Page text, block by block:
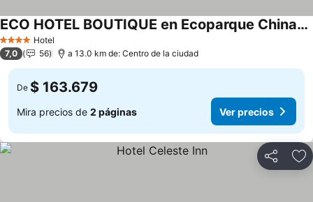
4 EstrellasHotel
ECO HOTEL BOUTIQUE en Ecoparque Chinauta, PISCINA, GRANJA, JUEGOS
7,0 56 a 13.0 km de: Centro de la ciudad
De $ 163.679
Mira precios de 2 páginas Ver precios
Compartir